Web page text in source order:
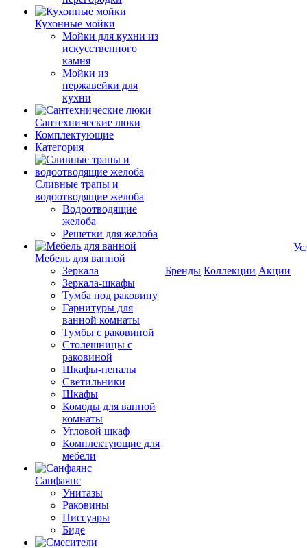
Кухонные мойки
Мойки для кухни из
искусственного
камня
Мойки из
нержавейки для
кухни
Сантехнические люки
Комплектующие
Категория
Cливные трапы и
водоотводящие желоба
Водоотводящие
желоба
Решетки для желоба
Мебель для ванной
Зеркала
Зеркала-шкафы
Тумба под раковину
Гарнитуры для
ванной комнаты
Тумбы с раковиной
Столешницы с
раковиной
Шкафы-пеналы
Светильники
Шкафы
Комоды для ванной
комнаты
Угловой шкаф
Комплектующие для
мебели
Санфаянс
Унитазы
Раковины
Писсуары
Биде
Бренды Коллекции Акции